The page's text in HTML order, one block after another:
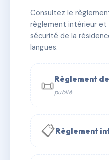
✓ Immatriculée 🏠 66
📞 Contacter Syndic
Consultez le
règlement intérieur et
sécurité de la
langues.
📜Règlement
publié
📋Règlement